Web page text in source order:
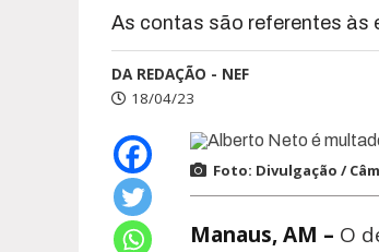
As contas são referentes às
DA REDAÇÃO - NEF
18/04/23
Foto: Divulgação /
Manaus, AM – O